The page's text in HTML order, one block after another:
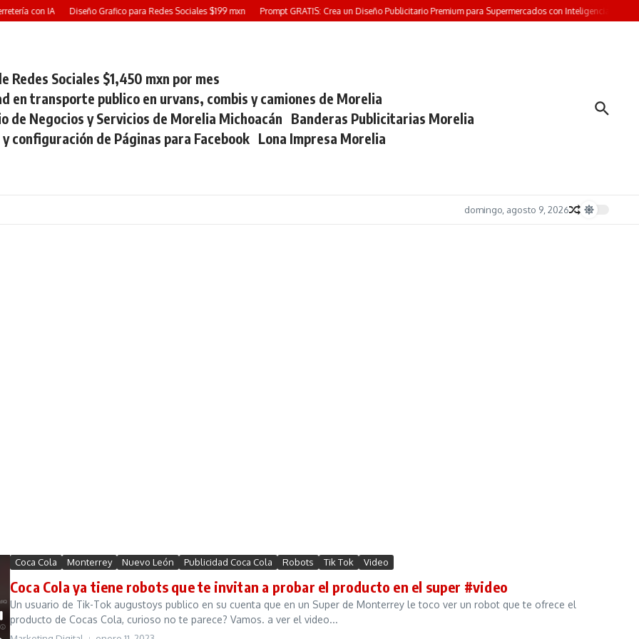
con IA Diseño Grafico para Redes Sociales $199 mxn Prompt GRATIS: Crea un Diseño Publicitario Premium para Supermercados con Inteligencia Artificial
Redes Sociales $1,450 mxn por mes
en transporte publico en urvans, combis y camiones de Morelia
de Negocios y Servicios de Morelia Michoacán Banderas Publicitarias Morelia
configuración de Páginas para Facebook Lona Impresa Morelia
domingo, agosto 9, 2026
Coca Cola Monterrey Nuevo León Publicidad Coca Cola Robots Tik Tok Video
Coca Cola ya tiene robots que te invitan a probar el producto en el super #video
Un usuario de Tik-Tok augustoys publico en su cuenta que en un Super de Monterrey le toco ver un robot que te ofrece el
producto de Cocas Cola, curioso no te parece? Vamos. a ver el video...